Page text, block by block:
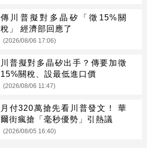
傳川普擬對多晶矽「徵15%關
稅」 經濟部回應了
(2026/08/06 17:06)
川普擬對多晶矽出手？傳要加徵
15%關稅、設最低進口價
(2026/08/06 11:47)
月付320萬搶先看川普發文！ 華
爾街瘋搶「毫秒優勢」引熱議
(2026/08/05 16:40)